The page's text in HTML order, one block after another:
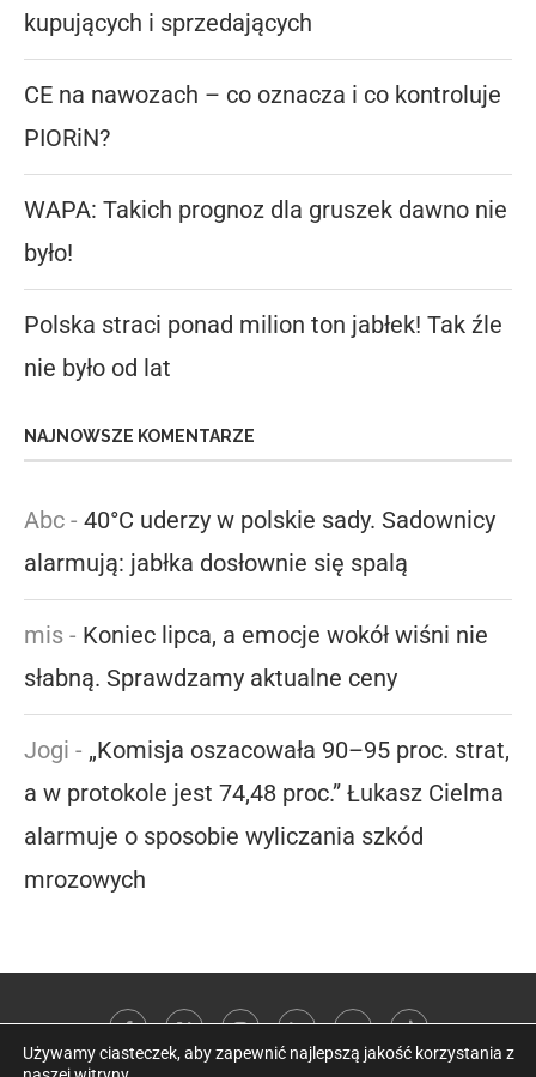
kupujących i sprzedających
CE na nawozach – co oznacza i co kontroluje
PIORiN?
WAPA: Takich prognoz dla gruszek dawno nie
było!
Polska straci ponad milion ton jabłek! Tak źle
nie było od lat
NAJNOWSZE KOMENTARZE
Abc - 40°C uderzy w polskie sady. Sadownicy
alarmują: jabłka dosłownie się spalą
mis - Koniec lipca, a emocje wokół wiśni nie
słabną. Sprawdzamy aktualne ceny
Jogi - „Komisja oszacowała 90–95 proc. strat,
a w protokole jest 74,48 proc.” Łukasz Cielma
alarmuje o sposobie wyliczania szkód
mrozowych
Używamy ciasteczek, aby zapewnić najlepszą jakość korzystania z